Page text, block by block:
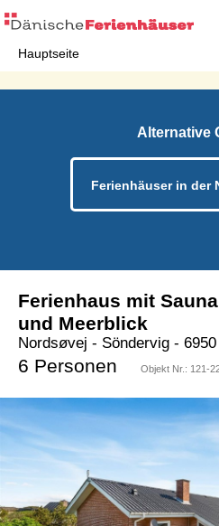
Hauptseite
Alternative
Ferienhäuser in der
Ferienhaus mit
und Meerblick
Nordsøvej - Söndervig - 6950
6 Personen Objekt Nr.: 121-